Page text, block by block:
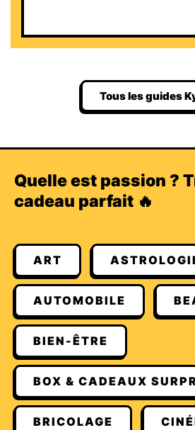
Tous les guides
Quelle est passion ?
cadeau parfait 🔥
ART
AUTOMOBILE
BIEN-ÊTRE
BOX & CADEAUX
BRICOLAGE